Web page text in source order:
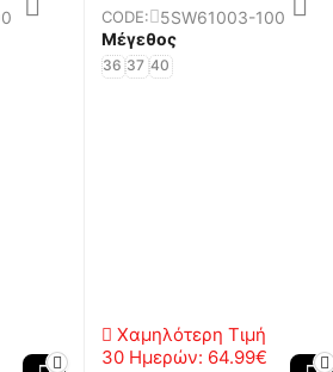
CODE:
5SW61003-100
Μέγεθος
36 37 40
Χαμηλότερη Τιμή
30 Ημερών: 64.99€